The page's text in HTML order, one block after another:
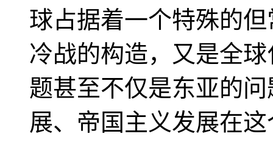
球占据着一个特殊的
冷战的构造，又是全
题甚至不仅是东亚的
展、帝国主义发展在